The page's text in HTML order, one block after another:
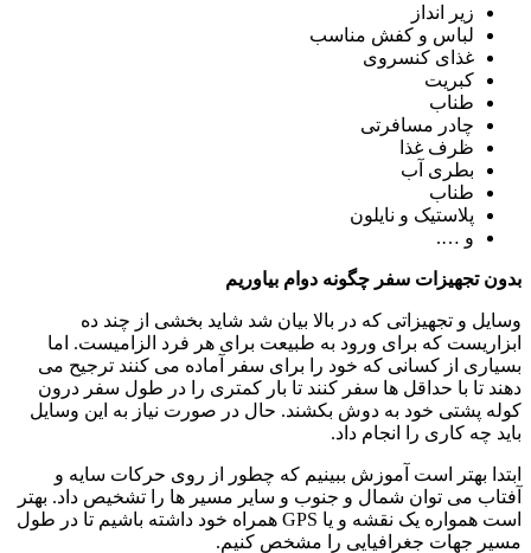
زیر انداز
لباس و کفش مناسب
غذای کنسروی
کبریت
طناب
چادر مسافرتی
ظرف غذا
بطری آب
طناب
پلاستیک و نایلون
و ….
بدون تجهیزات سفر چگونه دوام بیاوریم
وسایل و تجهیزاتی که در بالا بیان شد شاید بخشی از چند ده
ابزاریست که برای ورود به طبیعت برای هر فرد الزامیست. اما
بسیاری از کسانی که خود را برای سفر آماده می کنند ترجیح می
دهند تا با حداقل ها سفر کنند تا بار کمتری را در طول سفر درون
کوله پشتی خود به دوش بکشند. حال در صورت نیاز به این وسایل
باید چه کاری را انجام داد.
ابتدا بهتر است آموزش ببینیم که چطور از روی حرکات سایه و
آفتاب می توان شمال و جنوب و سایر مسیر ها را تشخیص داد. بهتر
است همواره یک نقشه و یا GPS همراه خود داشته باشیم تا در طول
مسیر جهات جغرافیایی را مشخص کنیم.